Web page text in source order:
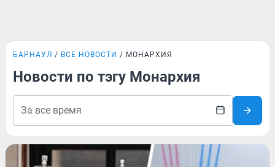
БАРНАУЛ ВСЕ НОВОСТИ МОНАРХИЯ
Новости по тэгу Монархия